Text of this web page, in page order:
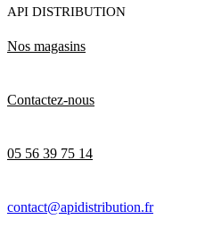
API DISTRIBUTION
Nos magasins
Contactez-nous
05 56 39 75 14
contact@apidistribution.fr